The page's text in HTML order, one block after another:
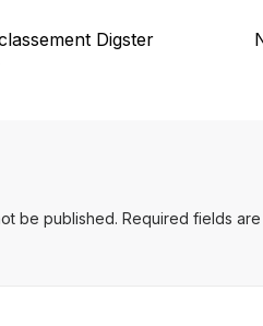
Digster
Next
be published. Required fields